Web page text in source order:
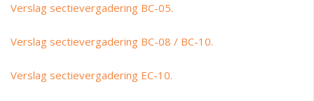
Verslag sectievergadering BC-05.
Verslag sectievergadering BC-08 / BC-10.
Verslag sectievergadering EC-10.